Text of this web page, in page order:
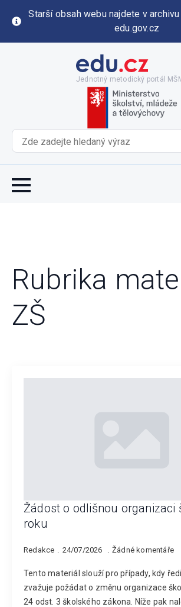
Starší obsah webu najdete v
edu.gov.cz
Jednotný metodický portál
Rubrika
ZŠ
Žádost o odlišnou organizaci
roku
Redakce 24/07/2026 Žádné komentáře
Tento materiál slouží pro případy, kdy
zvažuje požádat o změnu organizace
24 odst. 3 školského zákona. Níže pak